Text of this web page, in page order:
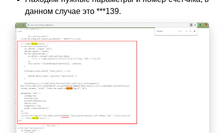
данном случае это ***139.